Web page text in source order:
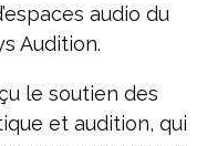
audio du
Audition.
le soutien des
et audition, qui